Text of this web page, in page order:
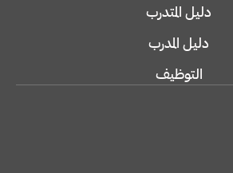
دليل المتدرب
دليل المدرب
التوظيف